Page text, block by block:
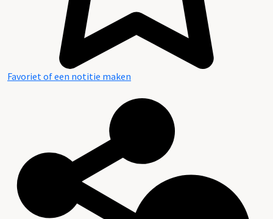
Favoriet of een notitie maken